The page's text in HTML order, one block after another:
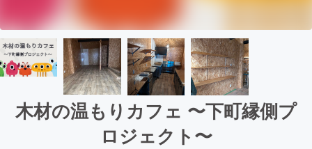
木材の温もりカフェ 〜下町縁側プ
ロジェクト〜